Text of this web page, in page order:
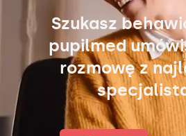
Szukasz
pupilmed
rozmowę z